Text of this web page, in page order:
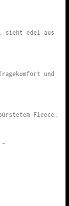
sieht edel aus
und
Fleece.
–